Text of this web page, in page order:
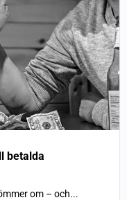
betalda
om – och...